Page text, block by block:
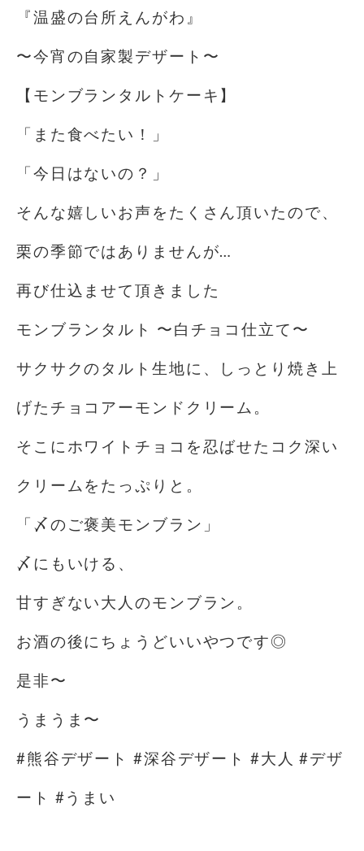
『温盛の台所えんがわ』
〜今宵の自家製デザート〜
【モンブランタルトケーキ】
「また食べたい！」
「今日はないの？」
そんな嬉しいお声をたくさん頂いたので、
栗の季節ではありませんが…
再び仕込ませて頂きました
モンブランタルト 〜白チョコ仕立て〜
サクサクのタルト生地に、しっとり焼き上
げたチョコアーモンドクリーム。
そこにホワイトチョコを忍ばせたコク深い
クリームをたっぷりと。
「〆のご褒美モンブラン」
〆にもいける、
甘すぎない大人のモンブラン。
お酒の後にちょうどいいやつです◎
是非〜
うまうま〜
#熊谷デザート #深谷デザート #大人 #デザ
ート #うまい